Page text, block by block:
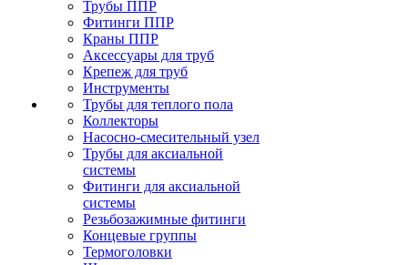
Трубы ППР
Фитинги ППР
Краны ППР
Аксессуары для труб
Крепеж для труб
Инструменты
Трубы для теплого пола
Коллекторы
Насосно-смесительный узел
Трубы для аксиальной
системы
Фитинги для аксиальной
системы
Резьбозажимные фитинги
Концевые группы
Термоголовки